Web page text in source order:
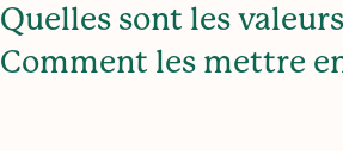
Quelles sont les
Comment les mettre